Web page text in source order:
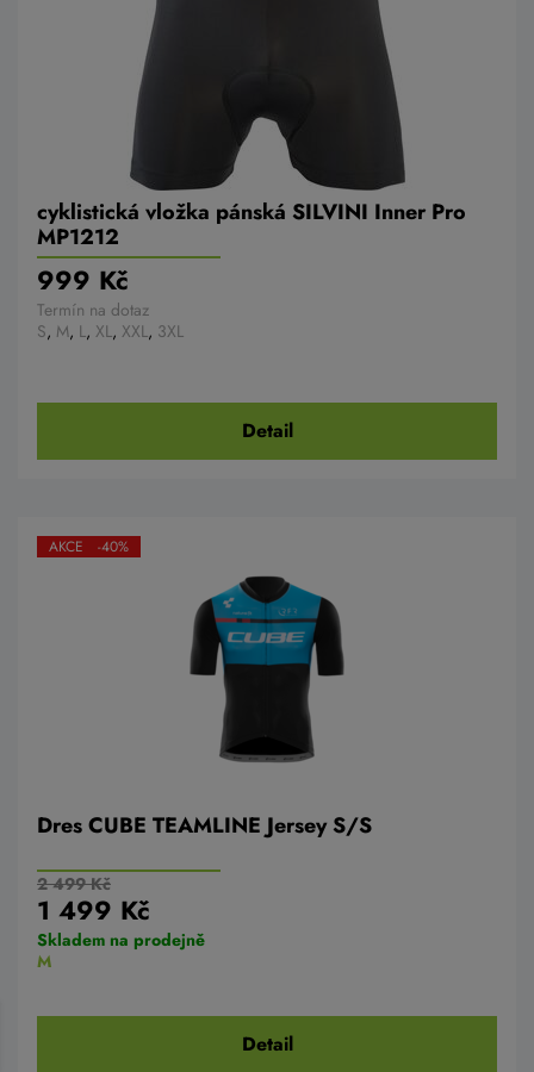
cyklistická vložka pánská SILVINI Inner Pro
MP1212
999 Kč
Termín na dotaz
S, M, L, XL, XXL, 3XL
Detail
Dres CUBE TEAMLINE Jersey S/S
AKCE -40%
2 499 Kč
1 499 Kč
Skladem na prodejně
M
Detail